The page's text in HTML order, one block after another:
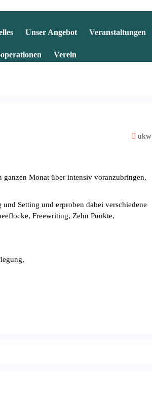
Unser Angebot Veranstaltungen
Verein
ukw
ganzen Monat über intensiv voranzubringen,
Setting und erproben dabei verschiedene
Freewriting, Zehn Punkte,